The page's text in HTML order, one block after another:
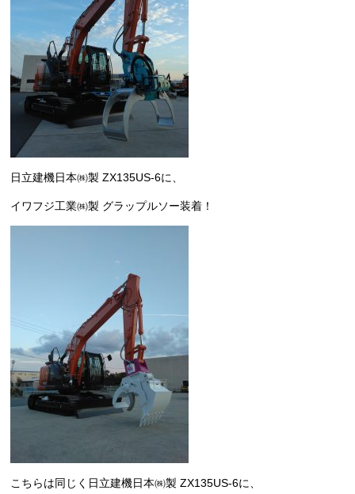
日立建機日本㈱製 ZX135US-6に、
イワフジ工業㈱製 グラップルソー装着！
こちらは同じく日立建機日本㈱製 ZX135US-6に、